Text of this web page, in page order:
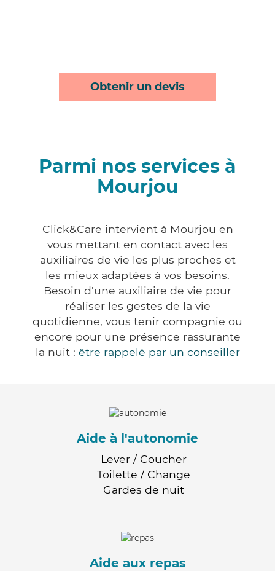
Obtenir un devis
Parmi nos services à
Mourjou
Click&Care intervient à Mourjou en
vous mettant en contact avec les
auxiliaires de vie les plus proches et
les mieux adaptées à vos besoins.
Besoin d'une auxiliaire de vie pour
réaliser les gestes de la vie
quotidienne, vous tenir compagnie ou
encore pour une présence rassurante
la nuit : être rappelé par un conseiller
Aide à l'autonomie
Lever / Coucher
Toilette / Change
Gardes de nuit
Aide aux repas